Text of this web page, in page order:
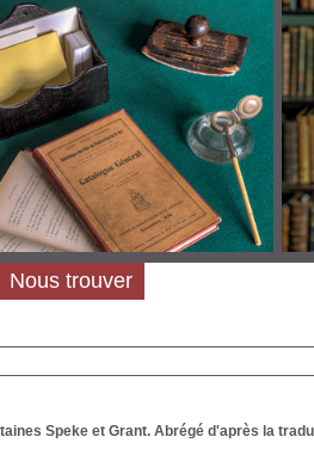
Speke et Grant. Abrégé d'après la
Nous trouver